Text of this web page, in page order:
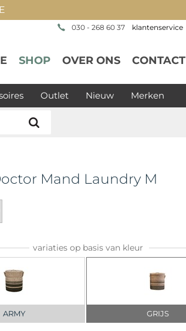
030 - 268 60 37 klantenservice
SHOP OVER ONS CONTACT
Outlet Nieuw Merken
Mand Laundry M
variaties op basis van kleur
ARMY GRIJS